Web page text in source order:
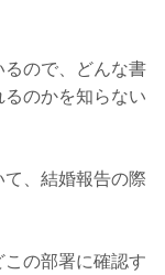
ので、どんな書
のかを知らない
、結婚報告の際
の部署に確認す